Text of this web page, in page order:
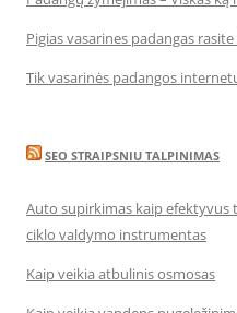
Pigias vasarines padangas
Tik vasarinės padangos
SEO STRAIPSNIU TALPINIMAS
Auto supirkimas kaip
ciklo valdymo instrumentas
Kaip veikia atbulinis osmosas